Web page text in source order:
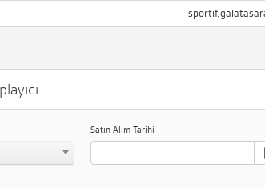
Satın Alım Tarihi